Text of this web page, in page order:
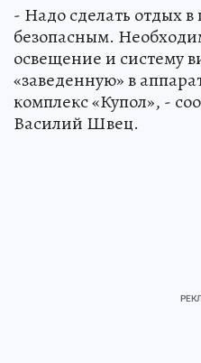
- Надо сделать отдых
безопасным.
освещение и систему
«заведенную» в
комплекс «Купол», -
Василий Швец.